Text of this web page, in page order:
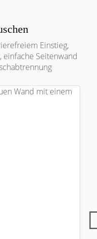
Einstieg,
einfache Seitenwand